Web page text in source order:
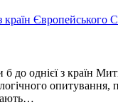
країн
однієї з країн